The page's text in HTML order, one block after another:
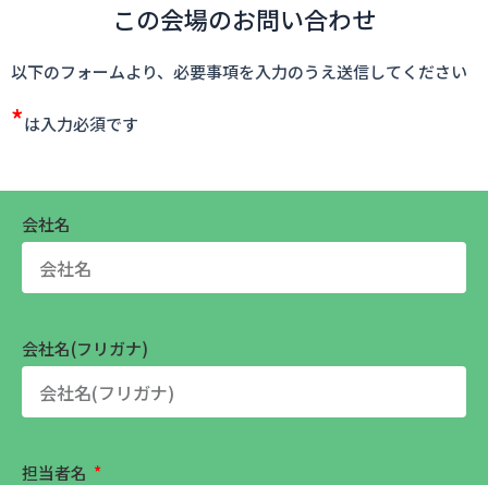
この会場のお問い合わせ
以下のフォームより、必要事項を入力のうえ送信してください
*は入力必須です
会社名
会社名(フリガナ)
担当者名